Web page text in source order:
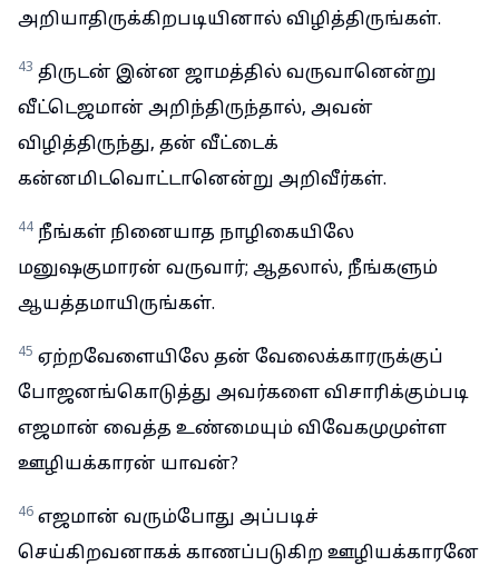
அறியாதிருக்கிறபடியினால் விழித்திருங்கள்.
43 திருடன் இன்ன ஜாமத்தில் வருவானென்று
வீட்டெஜமான் அறிந்திருந்தால், அவன்
விழித்திருந்து, தன் வீட்டைக்
கன்னமிடவொட்டானென்று அறிவீர்கள்.
44 நீங்கள் நினையாத நாழிகையிலே
மனுஷகுமாரன் வருவார்; ஆதலால், நீங்களும்
ஆயத்தமாயிருங்கள்.
45 ஏற்றவேளையிலே தன் வேலைக்காரருக்குப்
போஜனங்கொடுத்து அவர்களை விசாரிக்கும்படி
எஜமான் வைத்த உண்மையும் விவேகமுமுள்ள
ஊழியக்காரன் யாவன்?
46 எஜமான் வரும்போது அப்படிச்
செய்கிறவனாகக் காணப்படுகிற ஊழியக்காரனே